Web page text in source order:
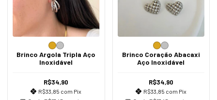
Brinco Argola Tripla Aço
Inoxidável
R$34,90
R$33,85 com Pix
Brinco Coração Abacaxi
Aço Inoxidável
R$34,90
R$33,85 com Pix